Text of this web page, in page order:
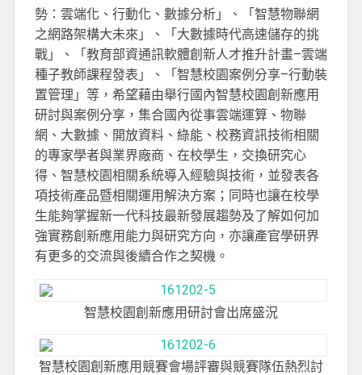
勢：雲端化、行動化、數據分析」、「智慧物聯網
之網路架構大未來」、「大數據時代高速儲存的挑
戰」、「教育部資通訊軟體創新人才推升計畫–雲端
種子教師課程發表」、「智慧校園案例分享–行動裝
置管理」等，希望藉由舉行國內智慧校園創新應用
研討與案例分享，集合國內從事雲端運算、物聯
網、大數據、開放資料、綠能、校務資訊技術相關
的專家學者與業界廠商、在校學生，交換研究心
得、智慧校園相關系統導入經驗與技術，並發表各
項技術產品暨相關運用解決方案；同時也讓在校學
生能夠掌握新一代科技最新發展趨勢及了解如何加
強實務創新應用能力與研究方向，亦讓產官學研界
有更多的交流與後續合作之契機。
智慧校園創新應用研討會出席盛況
智慧校園創新應用競賽會場評審與競賽隊伍熱烈討